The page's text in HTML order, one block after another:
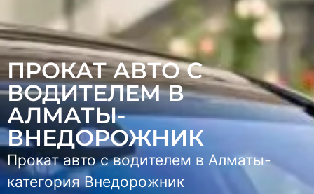
ПРОКАТ АВТО С
ВОДИТЕЛЕМ В
АЛМАТЫ-
ВНЕДОРОЖНИК
Прокат авто с водителем в Алматы-
категория Внедорожник